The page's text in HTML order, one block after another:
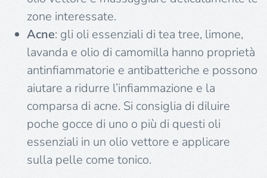
zone interessate.
Acne: gli oli essenziali di tea tree, limone,
lavanda e olio di camomilla hanno proprietà
antinfiammatorie e antibatteriche e possono
aiutare a ridurre l’infiammazione e la
comparsa di acne. Si consiglia di diluire
poche gocce di uno o più di questi oli
essenziali in un olio vettore e applicare
sulla pelle come tonico.